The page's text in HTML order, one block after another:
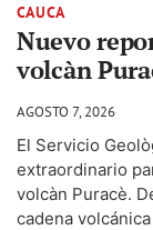
CAUCA
Nuevo
volcàn
AGOSTO 7, 2026
El Servicio
extraordinario
volcàn Puracè.
cadena